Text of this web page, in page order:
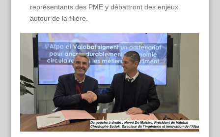
représentants des PME y débattront des enjeux
autour de la filière.